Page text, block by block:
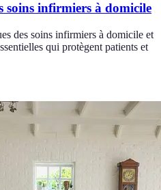
soins infirmiers à domicile
des soins infirmiers à domicile et
qui protègent patients et